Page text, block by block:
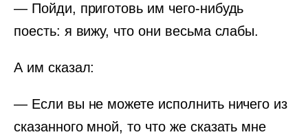
— Пойди, приготовь им чего-нибудь
поесть: я вижу, что они весьма слабы.
А им сказал:
— Если вы не можете исполнить ничего из
сказанного мной, то что же сказать мне